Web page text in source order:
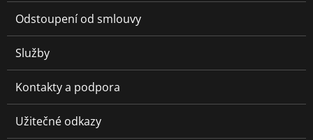
Odstoupení od smlouvy
Služby
Kontakty a podpora
Užitečné odkazy